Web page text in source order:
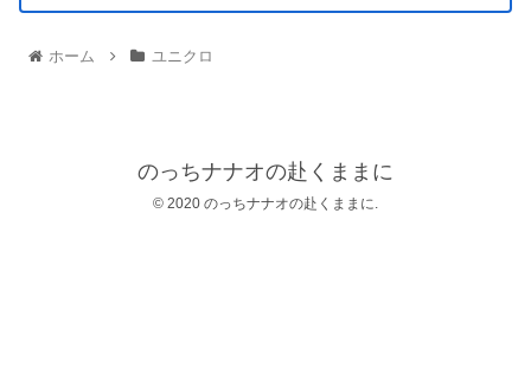
ホーム ユニクロ
のっちナナオの赴くままに
© 2020 のっちナナオの赴くままに.